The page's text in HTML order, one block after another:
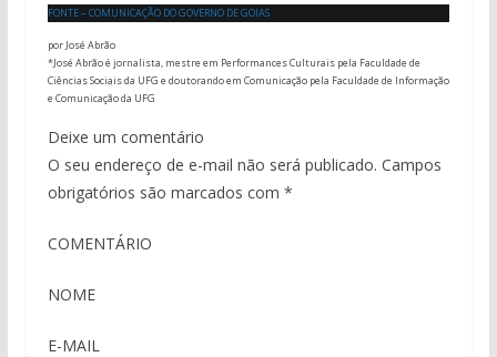
FONTE – COMUNICAÇÃO DO GOVERNO DE GOIAS
por José Abrão
*José Abrão é jornalista, mestre em Performances Culturais pela Faculdade de
Ciências Sociais da UFG e doutorando em Comunicação pela Faculdade de Informação
e Comunicação da UFG
Deixe um comentário
O seu endereço de e-mail não será publicado. Campos
obrigatórios são marcados com *
COMENTÁRIO
NOME
E-MAIL